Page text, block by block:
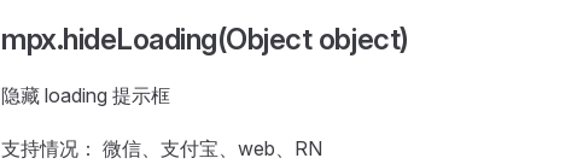
mpx.hideLoading(Object object)
隐藏 loading 提示框
支持情况： 微信、支付宝、web、RN